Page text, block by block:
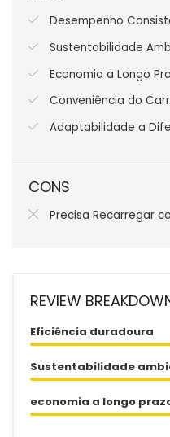
Desempenho
Sustentabilidade
Economia a Longo
Conveniência do
Adaptabilidade a
CONS
Precisa Recarregar
REVIEW
Eficiência duradoura
Sustentabilidade
economia a longo